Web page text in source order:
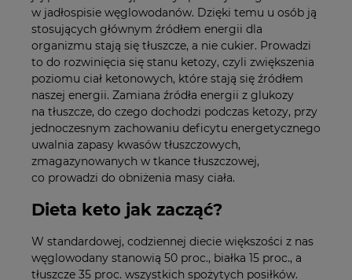
w jadłospisie węglowodanów. Dzięki temu u osób ją
stosujących głównym źródłem energii dla
organizmu stają się tłuszcze, a nie cukier. Prowadzi
to do rozwinięcia się stanu ketozy, czyli zwiększenia
poziomu ciał ketonowych, które stają się źródłem
naszej energii. Zamiana źródła energii z glukozy
na tłuszcze, do czego dochodzi podczas ketozy, przy
jednoczesnym zachowaniu deficytu energetycznego
uwalnia zapasy kwasów tłuszczowych,
zmagazynowanych w tkance tłuszczowej,
co prowadzi do obniżenia masy ciała.
Dieta keto jak zacząć?
W standardowej, codziennej diecie większości z nas
węglowodany stanowią 50 proc., białka 15 proc., a
tłuszcze 35 proc. wszystkich spożytych posiłków.